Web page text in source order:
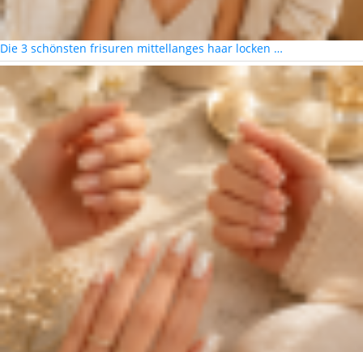
Die 3 schönsten frisuren mittellanges haar locken …